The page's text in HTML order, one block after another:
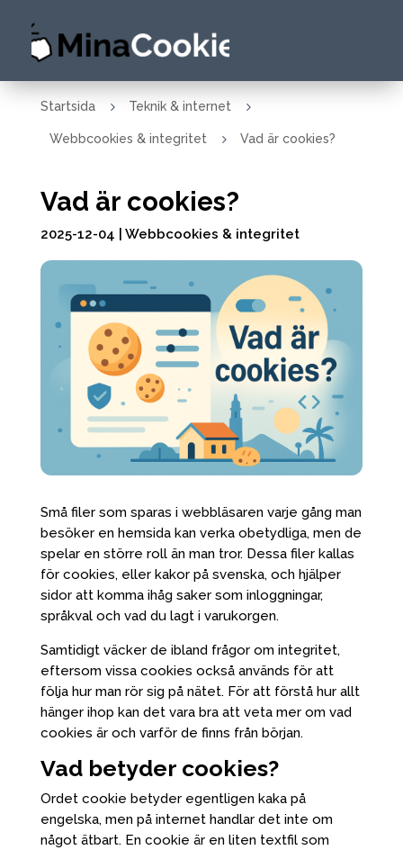
Startsida 5 Teknik & internet 5
Webbcookies & integritet 5 Vad är cookies?
Vad är cookies?
2025-12-04 Webbcookies & integritet
Små filer som sparas i webbläsaren varje gång man
besöker en hemsida kan verka obetydliga, men de
spelar en större roll än man tror. Dessa filer kallas
för cookies, eller kakor på svenska, och hjälper
sidor att komma ihåg saker som inloggningar,
språkval och vad du lagt i varukorgen.
Samtidigt väcker de ibland frågor om integritet,
eftersom vissa cookies också används för att
följa hur man rör sig på nätet. För att förstå hur allt
hänger ihop kan det vara bra att veta mer om vad
cookies är och varför de finns från början.
Vad betyder cookies?
Ordet cookie betyder egentligen kaka på
engelska, men på internet handlar det inte om
något ätbart. En cookie är en liten textfil som